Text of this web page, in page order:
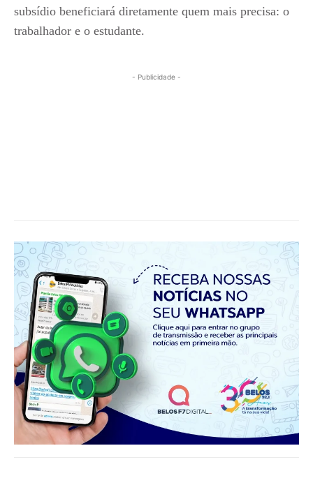
subsídio beneficiará diretamente quem mais precisa: o
trabalhador e o estudante.
- Publicidade -